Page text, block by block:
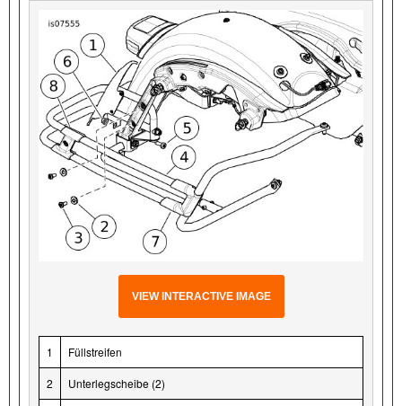
VIEW INTERACTIVE IMAGE
1 Füllstreifen
2 Unterlegscheibe (2)